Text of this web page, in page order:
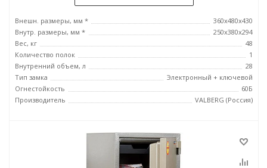
Внешн. размеры, мм *
360x480x430
Внутр. размеры, мм *
250х380х294
Вес, кг
48
Количество полок
1
Внутренний объем, л
28
Тип замка
Электронный + ключевой
Огнестойкость
60Б
Производитель
VALBERG (Россия)